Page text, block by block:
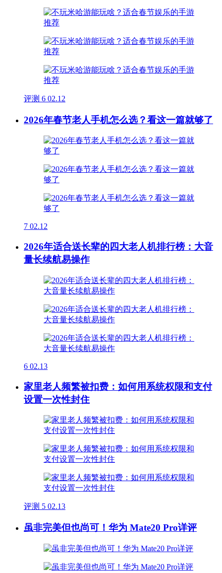
评测 6 02.12
2026年春节老人手机怎么选？看这一篇就够了
7 02.12
2026年适合送长辈的四大老人机排行榜：大音
量长续航易操作
6 02.13
家里老人频繁被扣费：如何用系统权限和支付
设置一次性封住
评测 5 02.13
虽非完美但也尚可！华为 Mate20 Pro详评